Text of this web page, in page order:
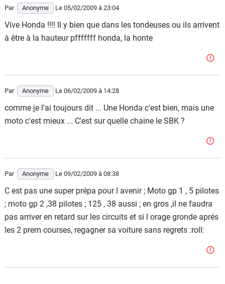
Par Anonyme Le 05/02/2009 à 23:04
Vive Honda !!!! Il y bien que dans les tondeuses ou ils arrivent
à être à la hauteur pfffffff honda, la honte
Par Anonyme Le 06/02/2009 à 14:28
comme je l'ai toujours dit ... Une Honda c'est bien, mais une
moto c'est mieux ... C'est sur quelle chaine le SBK ?
Par Anonyme Le 09/02/2009 à 08:38
C est pas une super prépa pour l avenir ; Moto gp 1 , 5 pilotes
; moto gp 2 ,38 pilotes ; 125 , 38 aussi ; en gros ,il ne faudra
pas arriver en retard sur les circuits et si l orage gronde aprés
les 2 prem courses, regagner sa voiture sans regrets :roll: